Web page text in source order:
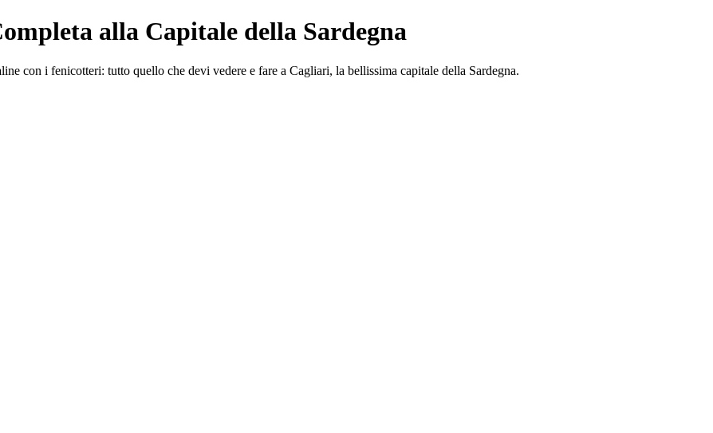
alla Capitale della Sardegna
con i fenicotteri: tutto quello che devi vedere e fare a Cagliari, la bellissima capitale della Sardegna.